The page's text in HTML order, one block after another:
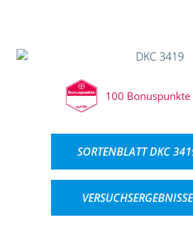
100
SORTENBLATT DKC
VERSUCHSERGEBNISSE